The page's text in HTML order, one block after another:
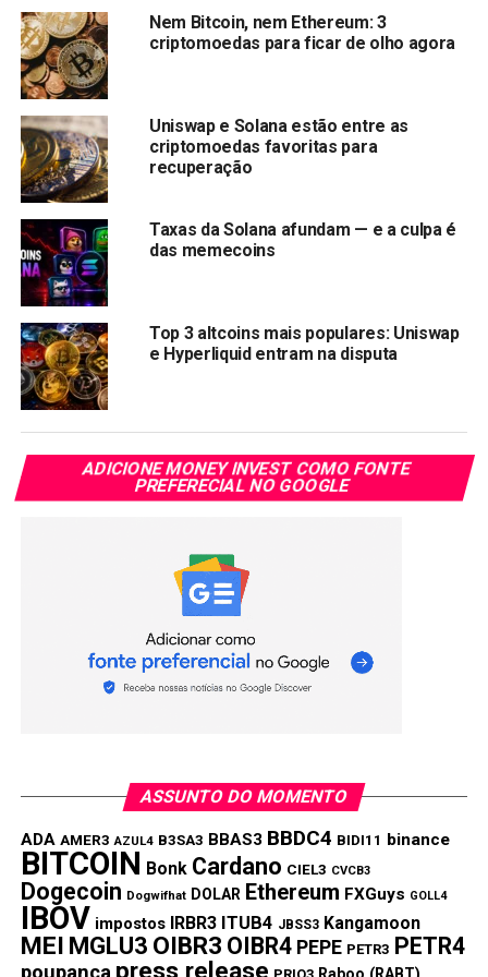
Fonte: Reprodução/edição com IA
Preço DOG•GO•TO•THE•MOON agora é
O DOG é (memecoin) mas devido a grande procura ele
pode entrar na lista de altcoins com grande potencial.
gratuitamente porAirdroppara a comunidade Bitcoin
Ordinals. O objetivo do DOG é alcançar grande valorização
ecossistema do Bitcoin.
Solana (SOL)
Foto de GuerrillaBuzz / Unsplash
Preço Solana agora é US$ 166,80
Nem Bitcoin, nem Ethereum: 3
criptomoedas para ficar de olho agora
Uniswap e Solana estão entre as
criptomoedas favoritas para
recuperação
Taxas da Solana afundam — e a culpa é
das memecoins
Top 3 altcoins mais populares: Uniswap
e Hyperliquid entram na disputa
ADICIONE MONEY INVEST COMO FONTE
PREFERECIAL NO GOOGLE
ASSUNTO DO MOMENTO
ADA AMER3 AZUL4 B3SA3 BBAS3 BBDC4 BIDI11 binance
BITCOIN Bonk Cardano CIEL3 CVCB3
Dogecoin Dogwifhat DOLAR Ethereum FXGuys GOLL4
IBOV impostos IRBR3 ITUB4 JBSS3 Kangamoon
MEI MGLU3 OIBR3 OIBR4 PEPE PETR3 PETR4
poupança press release